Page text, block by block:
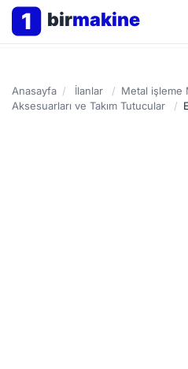
1 birmakine
Anasayfa / İlanlar / Metal işleme
Aksesuarları ve Takım Tutucular
/